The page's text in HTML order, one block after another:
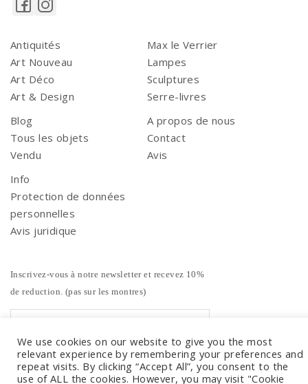
Antiquités
Art Nouveau
Art Déco
Art & Design
Max le Verrier
Lampes
Sculptures
Serre-livres
Blog
Tous les objets
Vendu
A propos de nous
Contact
Avis
Info
Protection de données
personnelles
Avis juridique
Inscrivez-vous à notre newsletter et recevez 10%
de reduction. (pas sur les montres)
We use cookies on our website to give you the most
relevant experience by remembering your preferences and
repeat visits. By clicking “Accept All”, you consent to the
use of ALL the cookies. However, you may visit "Cookie